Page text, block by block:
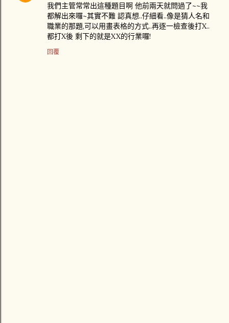
我們主管常常出這種題目啊 他前兩天就問過了~~我
都解出來囉~其實不難 認真想..仔細看..像是猜人名和
職業的那題,可以用畫表格的方式..再逐一檢查後打X..
都打X後 剩下的就是XX的行業囉!
回覆